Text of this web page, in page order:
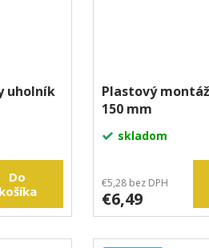
uholník
Do
košíka
Plastový
150 mm
skladom
€5,28 bez DPH
€6,49